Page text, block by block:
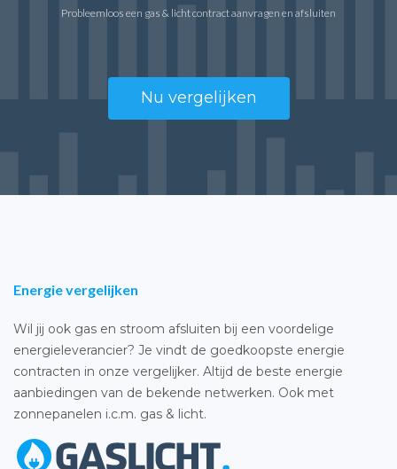
Probleemloos een gas & licht contract aanvragen en afsluiten
Nu vergelijken
Energie vergelijken
Wil jij ook gas en stroom afsluiten bij een voordelige
energieleverancier? Je vindt de goedkoopste energie
contracten in onze vergelijker. Altijd de beste energie
aanbiedingen van de bekende netwerken. Ook met
zonnepanelen i.c.m. gas & licht.